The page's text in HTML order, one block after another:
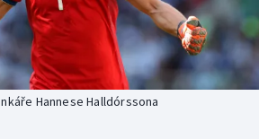
Hannese Halldórssona